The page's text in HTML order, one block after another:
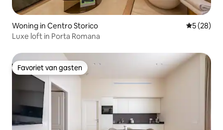
Woning in Centro Storico
5 (28)
Luxe loft in Porta Romana
Favoriet van gasten
Favoriet van gasten